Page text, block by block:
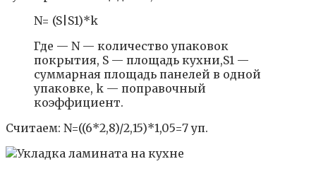
N= (S|S1)*k
Где — N — количество упаковок
покрытия, S — площадь кухни,S1 —
суммарная площадь панелей в одной
упаковке, k — поправочный
коэффициент.
Считаем: N=((6*2,8)/2,15)*1,05=7 уп.